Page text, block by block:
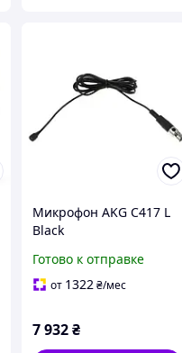
Микрофон AKG C417 L
Black
Готово к отправке
от 1322₴/мес
7 932₴